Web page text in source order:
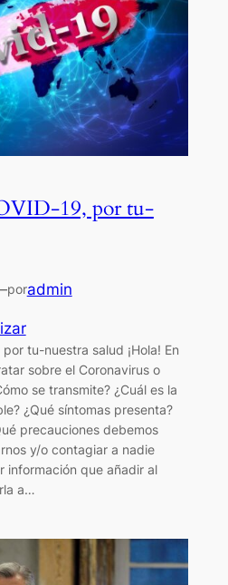
19, por tu-
poradmin
tu-nuestra salud ¡Hola! En
sobre el Coronavirus o
se transmite? ¿Cuál es la
¿Qué síntomas presenta?
precauciones debemos
y/o contagiar a nadie
información que añadir al
a…